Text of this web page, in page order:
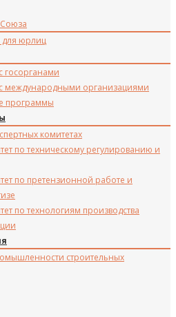
Союза
для юрлиц
госорганами
международными организациями
программы
комитетах
по техническому регулированию и
по претензионной работе и
по технологиям производства
строительных